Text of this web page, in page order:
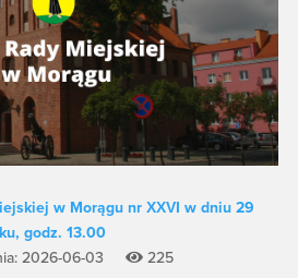
w Morągu nr XXVI w dniu 29
godz. 13.00
2026-06-03
225